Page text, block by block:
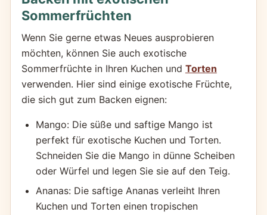
Sommerfrüchten
Wenn Sie gerne etwas Neues ausprobieren
möchten, können Sie auch exotische
Sommerfrüchte in Ihren Kuchen und Torten
verwenden. Hier sind einige exotische Früchte,
die sich gut zum Backen eignen:
Mango: Die süße und saftige Mango ist
perfekt für exotische Kuchen und Torten.
Schneiden Sie die Mango in dünne Scheiben
oder Würfel und legen Sie sie auf den Teig.
Ananas: Die saftige Ananas verleiht Ihren
Kuchen und Torten einen tropischen